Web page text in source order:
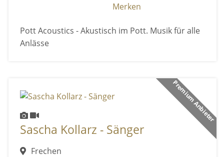
Merken
Pott Acoustics - Akustisch im Pott. Musik für alle
Anlässe
Premium Anbieter
Sascha Kollarz - Sänger
Frechen